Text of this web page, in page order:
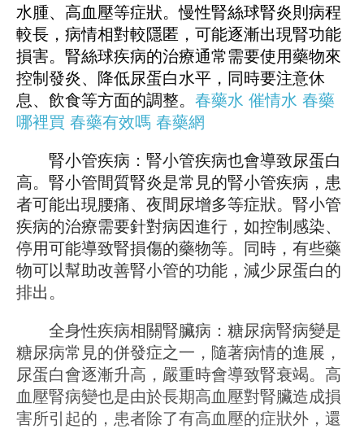
水腫、高血壓等症狀。慢性腎絲球腎炎則病程
較長，病情相對較隱匿，可能逐漸出現腎功能
損害。腎絲球疾病的治療通常需要使用藥物來
控制發炎、降低尿蛋白水平，同時要注意休
息、飲食等方面的調整。 春藥水 催情水 春藥
哪裡買 春藥有效嗎 春藥網
腎小管疾病：腎小管疾病也會導致尿蛋白
高。腎小管間質腎炎是常見的腎小管疾病，患
者可能出現腰痛、夜間尿增多等症狀。腎小管
疾病的治療需要針對病因進行，如控制感染、
停用可能導致腎損傷的藥物等。同時，有些藥
物可以幫助改善腎小管的功能，減少尿蛋白的
排出。
全身性疾病相關腎臟病：糖尿病腎病變是
糖尿病常見的併發症之一，隨著病情的進展，
尿蛋白會逐漸升高，嚴重時會導致腎衰竭。高
血壓腎病變也是由於長期高血壓對腎臟造成損
害所引起的，患者除了有高血壓的症狀外，還